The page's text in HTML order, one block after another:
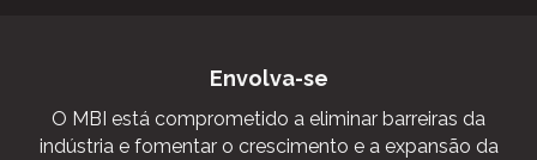
Envolva-se
O MBI está comprometido a eliminar barreiras da
indústria e fomentar o crescimento e a expansão da